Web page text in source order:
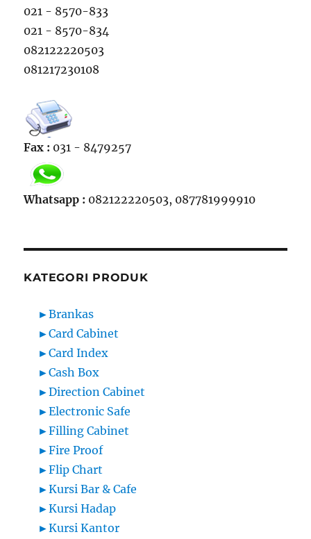
021 - 8570-833
021 - 8570-834
082122220503
081217230108
Fax : 031 - 8479257
Whatsapp : 082122220503, 087781999910
KATEGORI PRODUK
►Brankas
►Card Cabinet
►Card Index
►Cash Box
►Direction Cabinet
►Electronic Safe
►Filling Cabinet
►Fire Proof
►Flip Chart
►Kursi Bar & Cafe
►Kursi Hadap
►Kursi Kantor